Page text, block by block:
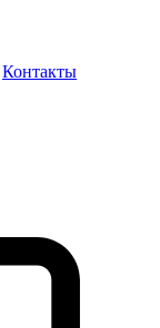
Контакты